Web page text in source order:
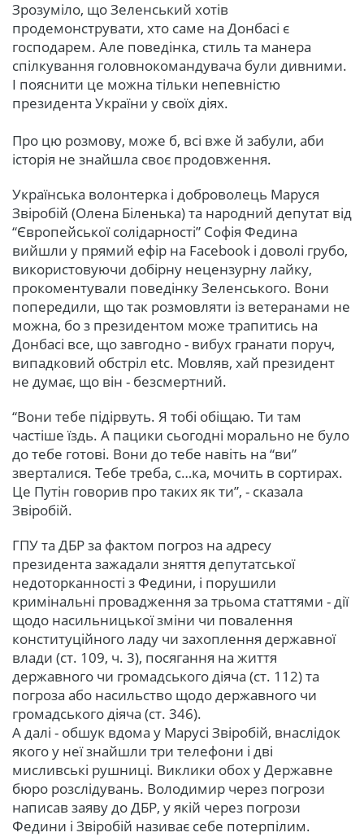
Зрозуміло, що Зеленський хотів
продемонструвати, хто саме на Донбасі є
господарем. Але поведінка, стиль та манера
спілкування головнокомандувача були дивними.
І пояснити це можна тільки непевністю
президента України у своїх діях.
Про цю розмову, може б, всі вже й забули, аби
історія не знайшла своє продовження.
Українська волонтерка і доброволець Маруся
Звіробій (Олена Біленька) та народний депутат від
“Європейської солідарності” Софія Федина
вийшли у прямий ефір на Facebook і доволі грубо,
використовуючи добірну нецензурну лайку,
прокоментували поведінку Зеленського. Вони
попередили, що так розмовляти із ветеранами не
можна, бо з президентом може трапитись на
Донбасі все, що завгодно - вибух гранати поруч,
випадковий обстріл etc. Мовляв, хай президент
не думає, що він - безсмертний.
“Вони тебе підірвуть. Я тобі обіщаю. Ти там
частіше їздь. А пацики сьогодні морально не було
до тебе готові. Вони до тебе навіть на “ви”
зверталися. Тебе треба, с…ка, мочить в сортирах.
Це Путін говорив про таких як ти”, - сказала
Звіробій.
ГПУ та ДБР за фактом погроз на адресу
президента зажадали зняття депутатської
недоторканності з Федини, і порушили
кримінальні провадження за трьома статтями - дії
щодо насильницької зміни чи повалення
конституційного ладу чи захоплення державної
влади (ст. 109, ч. 3), посягання на життя
державного чи громадського діяча (ст. 112) та
погроза або насильство щодо державного чи
громадського діяча (ст. 346).
А далі - обшук вдома у Марусі Звіробій, внаслідок
якого у неї знайшли три телефони і дві
мисливські рушниці. Виклики обох у Державне
бюро розслідувань. Володимир через погрози
написав заяву до ДБР, у якій через погрози
Федини і Звіробій називає себе потерпілим.